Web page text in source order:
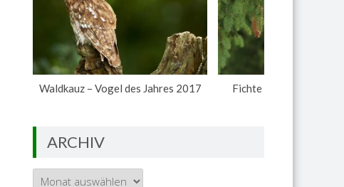
Waldkauz – Vogel des Jahres 2017 Fichte – Baum des
ARCHIV
Archiv